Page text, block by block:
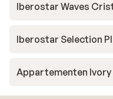
Iberostar Waves
Iberostar Selection
Appartementen Ivory